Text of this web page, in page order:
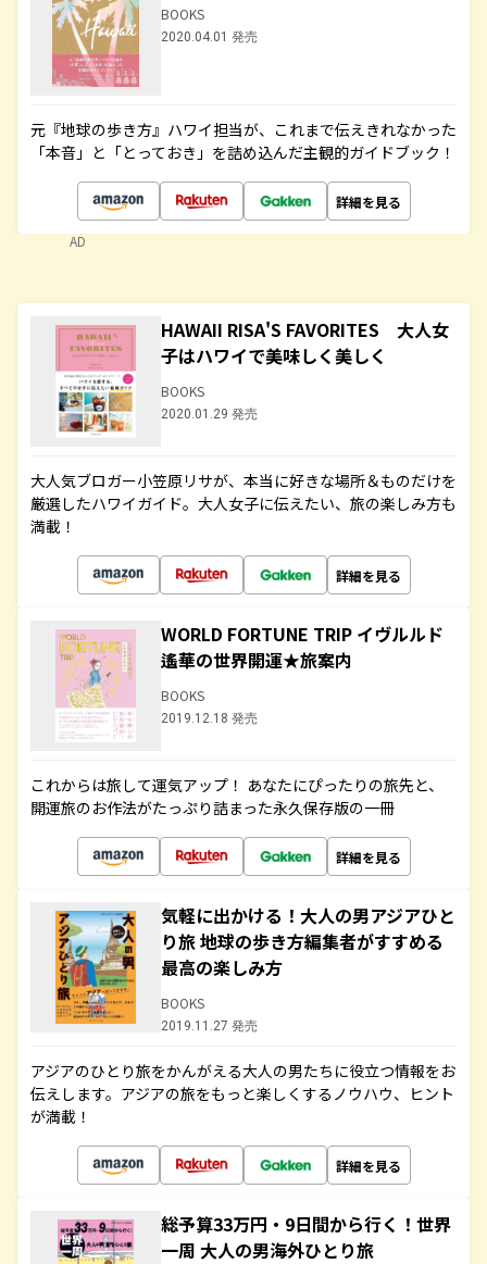
BOOKS
2020.04.01 発売
元『地球の歩き方』ハワイ担当が、これまで伝えきれなかった
「本音」と「とっておき」を詰め込んだ主観的ガイドブック！
詳細を見る
AD
HAWAII RISA'S FAVORITES 大人女
子はハワイで美味しく美しく
BOOKS
2020.01.29 発売
大人気ブロガー小笠原リサが、本当に好きな場所＆ものだけを
厳選したハワイガイド。大人女子に伝えたい、旅の楽しみ方も
満載！
詳細を見る
WORLD FORTUNE TRIP イヴルルド
遙華の世界開運★旅案内
BOOKS
2019.12.18 発売
これからは旅して運気アップ！ あなたにぴったりの旅先と、
開運旅のお作法がたっぷり詰まった永久保存版の一冊
詳細を見る
気軽に出かける！大人の男アジアひと
り旅 地球の歩き方編集者がすすめる
最高の楽しみ方
BOOKS
2019.11.27 発売
アジアのひとり旅をかんがえる大人の男たちに役立つ情報をお
伝えします。アジアの旅をもっと楽しくするノウハウ、ヒント
が満載！
詳細を見る
総予算33万円・9日間から行く！世界
一周 大人の男海外ひとり旅